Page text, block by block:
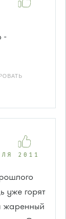
-
2011
уже горят
жаренный